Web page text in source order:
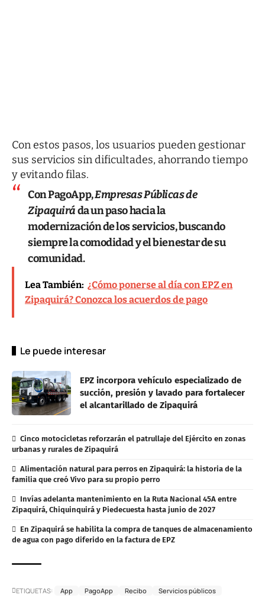
Con estos pasos, los usuarios pueden gestionar
sus servicios sin dificultades, ahorrando tiempo
y evitando filas.
Con PagoApp,Empresas Públicas de
Zipaquiráda un paso hacia la
modernización de los servicios, buscando
siempre la comodidad y el bienestar de su
comunidad.
Lea También: ¿Cómo ponerse al día con EPZ en
Zipaquirá? Conozca los acuerdos de pago
Le puede interesar
EPZ incorpora vehículo especializado de
succión, presión y lavado para fortalecer
el alcantarillado de Zipaquirá
Cinco motocicletas reforzarán el patrullaje del Ejército en zonas
urbanas y rurales de Zipaquirá
Alimentación natural para perros en Zipaquirá: la historia de la
familia que creó Vivo para su propio perro
Invías adelanta mantenimiento en la Ruta Nacional 45A entre
Zipaquirá, Chiquinquirá y Piedecuesta hasta junio de 2027
En Zipaquirá se habilita la compra de tanques de almacenamiento
de agua con pago diferido en la factura de EPZ
ETIQUETAS: App PagoApp Recibo Servicios públicos